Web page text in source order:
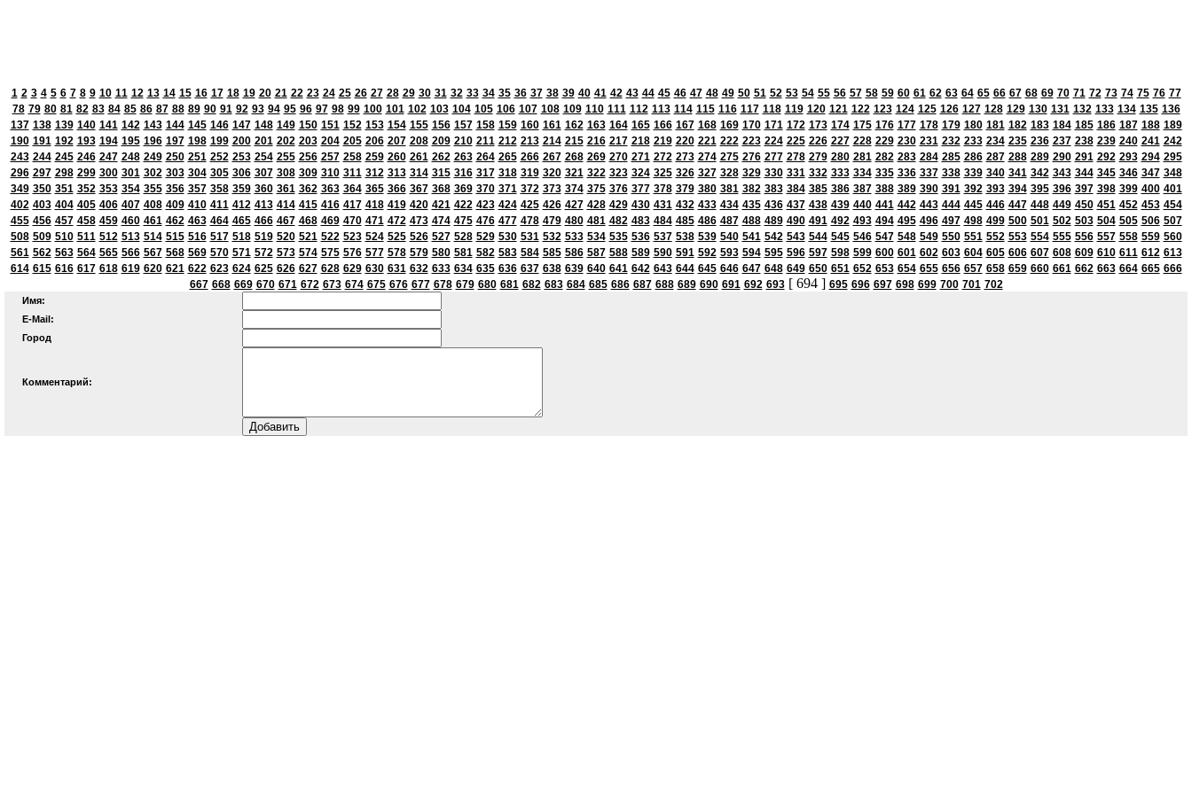
1 2 3 4 5 6 7 8 9 10 11 12 13 14 15 16 17 18 19 20 21 22 23 24 25 26 27 28 29 30 31 32 33 34 35 36 37 38 39 40 41 42 43 44 45 46 47 48 49 50 51 52 53 54 55 56 57 58 59 60 61 62 63 64 65 66 67 68 69 70 71 72 73 74 75 76 77
78 79 80 81 82 83 84 85 86 87 88 89 90 91 92 93 94 95 96 97 98 99 100 101 102 103 104 105 106 107 108 109 110 111 112 113 114 115 116 117 118 119 120 121 122 123 124 125 126 127 128 129 130 131 132 133 134 135 136
137 138 139 140 141 142 143 144 145 146 147 148 149 150 151 152 153 154 155 156 157 158 159 160 161 162 163 164 165 166 167 168 169 170 171 172 173 174 175 176 177 178 179 180 181 182 183 184 185 186 187 188 189
190 191 192 193 194 195 196 197 198 199 200 201 202 203 204 205 206 207 208 209 210 211 212 213 214 215 216 217 218 219 220 221 222 223 224 225 226 227 228 229 230 231 232 233 234 235 236 237 238 239 240 241 242
243 244 245 246 247 248 249 250 251 252 253 254 255 256 257 258 259 260 261 262 263 264 265 266 267 268 269 270 271 272 273 274 275 276 277 278 279 280 281 282 283 284 285 286 287 288 289 290 291 292 293 294 295
296 297 298 299 300 301 302 303 304 305 306 307 308 309 310 311 312 313 314 315 316 317 318 319 320 321 322 323 324 325 326 327 328 329 330 331 332 333 334 335 336 337 338 339 340 341 342 343 344 345 346 347 348
349 350 351 352 353 354 355 356 357 358 359 360 361 362 363 364 365 366 367 368 369 370 371 372 373 374 375 376 377 378 379 380 381 382 383 384 385 386 387 388 389 390 391 392 393 394 395 396 397 398 399 400 401
402 403 404 405 406 407 408 409 410 411 412 413 414 415 416 417 418 419 420 421 422 423 424 425 426 427 428 429 430 431 432 433 434 435 436 437 438 439 440 441 442 443 444 445 446 447 448 449 450 451 452 453 454
455 456 457 458 459 460 461 462 463 464 465 466 467 468 469 470 471 472 473 474 475 476 477 478 479 480 481 482 483 484 485 486 487 488 489 490 491 492 493 494 495 496 497 498 499 500 501 502 503 504 505 506 507
508 509 510 511 512 513 514 515 516 517 518 519 520 521 522 523 524 525 526 527 528 529 530 531 532 533 534 535 536 537 538 539 540 541 542 543 544 545 546 547 548 549 550 551 552 553 554 555 556 557 558 559 560
561 562 563 564 565 566 567 568 569 570 571 572 573 574 575 576 577 578 579 580 581 582 583 584 585 586 587 588 589 590 591 592 593 594 595 596 597 598 599 600 601 602 603 604 605 606 607 608 609 610 611 612 613
614 615 616 617 618 619 620 621 622 623 624 625 626 627 628 629 630 631 632 633 634 635 636 637 638 639 640 641 642 643 644 645 646 647 648 649 650 651 652 653 654 655 656 657 658 659 660 661 662 663 664 665 666
667 668 669 670 671 672 673 674 675 676 677 678 679 680 681 682 683 684 685 686 687 688 689 690 691 692 693[ 694 ] 695 696 697 698 699 700 701 702
Имя:
E-Mail:
Город
Комментарий: